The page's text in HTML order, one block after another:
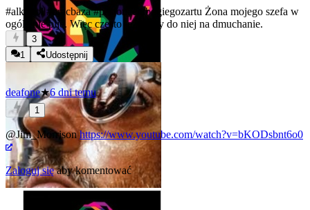
#alkohol #pracbaza #pasjonaciubogiegozartu Żona mojego szefa w
ogóle nie pije. Więc często jeździmy do niej na dmuchanie.
3
1
Udostępnij
deafone★6 dni temu
1
@Jim_Morrison https://www.youtube.com/watch?v=bKODsbnt6o0
Zaloguj sięaby komentować